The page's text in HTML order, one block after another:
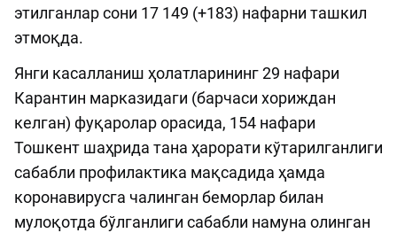
этилганлар сони 17 149 (+183) нафарни ташкил
этмоқда.
Янги касалланиш ҳолатларининг 29 нафари
Карантин марказидаги (барчаси хориждан
келган) фуқаролар орасида, 154 нафари
Тошкент шаҳрида тана ҳарорати кўтарилганлиги
сабабли профилактика мақсадида ҳамда
коронавирусга чалинган беморлар билан
мулоқотда бўлганлиги сабабли намуна олинган